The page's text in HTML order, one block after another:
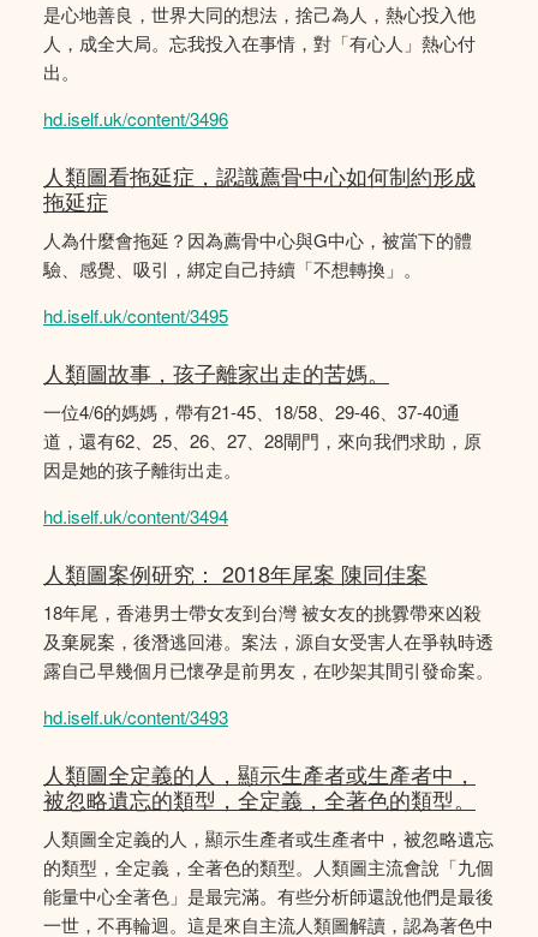
是心地善良，世界大同的想法，捨己為人，熱心投入他
人，成全大局。忘我投入在事情，對「有心人」熱心付
出。
hd.iself.uk/content/3496
人類圖看拖延症，認識薦骨中心如何制約形成
拖延症
人為什麼會拖延？因為薦骨中心與G中心，被當下的體
驗、感覺、吸引，綁定自己持續「不想轉換」。
hd.iself.uk/content/3495
人類圖故事，孩子離家出走的苦媽。
一位4/6的媽媽，帶有21-45、18/58、29-46、37-40通
道，還有62、25、26、27、28閘門，來向我們求助，原
因是她的孩子離街出走。
hd.iself.uk/content/3494
人類圖案例研究： 2018年尾案 陳同佳案
18年尾，香港男士帶女友到台灣 被女友的挑釁帶來凶殺
及棄屍案，後潛逃回港。案法，源自女受害人在爭執時透
露自己早幾個月已懷孕是前男友，在吵架其間引發命案。
hd.iself.uk/content/3493
人類圖全定義的人，顯示生產者或生產者中，
被忽略遺忘的類型，全定義，全著色的類型。
人類圖全定義的人，顯示生產者或生產者中，被忽略遺忘
的類型，全定義，全著色的類型。人類圖主流會說「九個
能量中心全著色」是最完滿。有些分析師還說他們是最後
一世，不再輪迴。這是來自主流人類圖解讀，認為著色中